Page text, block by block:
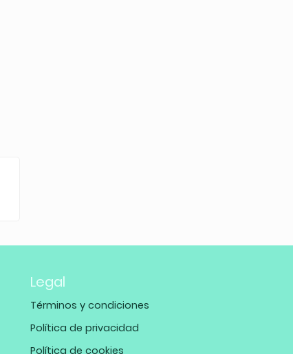
Legal
Términos y condiciones
Política de privacidad
Política de cookies